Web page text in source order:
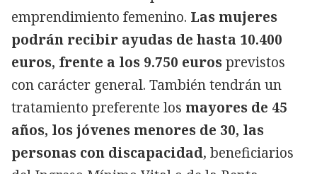
emprendimiento femenino. Las mujeres
podrán recibir ayudas de hasta 10.400
euros, frente a los 9.750 eurosprevistos
con carácter general. También tendrán un
tratamiento preferente los mayores de 45
años, los jóvenes menores de 30, las
personas con discapacidad, beneficiarios